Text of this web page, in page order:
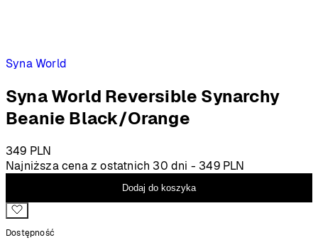
Syna World
Syna World Reversible Synarchy
Beanie Black/Orange
349 PLN
Najniższa cena z ostatnich 30 dni - 349 PLN
Dodaj do koszyka
Dostępność